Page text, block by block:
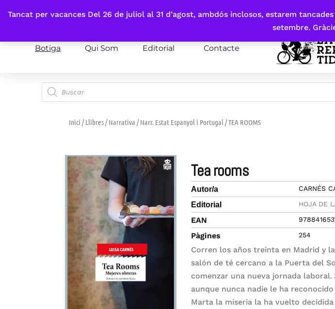
Tancat per vacances Del 26 de juliol al 31 d’agost, ambdós inclosos, estarem
setembre.
Fes-te'n sòcia
Botiga Qui Som Editorial Contacte
Inici /Llibres/Narrativa /Narr. Estat Espanyol i Portugal / TEA ROOMS
tea rooms
Autor/a CARNÉS
Editorial HOJA DE
EAN
Pàgines 254
Corren los años treinta en Madrid y
salón de té cercano a la Puerta del
comenzar una nueva jornada
aunque nunca nadie le ha
Marta la miseria la ha vuelto